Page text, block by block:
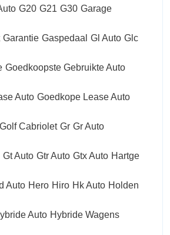
G20 G21 G30 Garage
Garantie Gaspedaal Gl Auto Glc
Goedkoopste Gebruikte Auto
Auto Goedkope Lease Auto
Golf Cabriolet Gr Gr Auto
Gt Auto Gtr Auto Gtx Auto Hartge
Auto Hero Hiro Hk Auto Holden
Auto Hybride Wagens